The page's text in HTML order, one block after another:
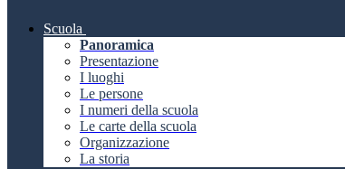
Scuola
Panoramica
Presentazione
I luoghi
Le persone
I numeri della scuola
Le carte della scuola
Organizzazione
La storia